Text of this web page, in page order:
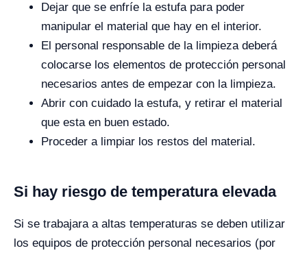
Dejar que se enfríe la estufa para poder
manipular el material que hay en el interior.
El personal responsable de la limpieza deberá
colocarse los elementos de protección personal
necesarios antes de empezar con la limpieza.
Abrir con cuidado la estufa, y retirar el material
que esta en buen estado.
Proceder a limpiar los restos del material.
Si hay riesgo de temperatura elevada
Si se trabajara a altas temperaturas se deben utilizar
los equipos de protección personal necesarios (por